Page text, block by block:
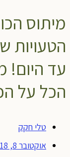
הטעויות
עד היום!
הכל על
טלי חקק
אוקטובר 8, 2018